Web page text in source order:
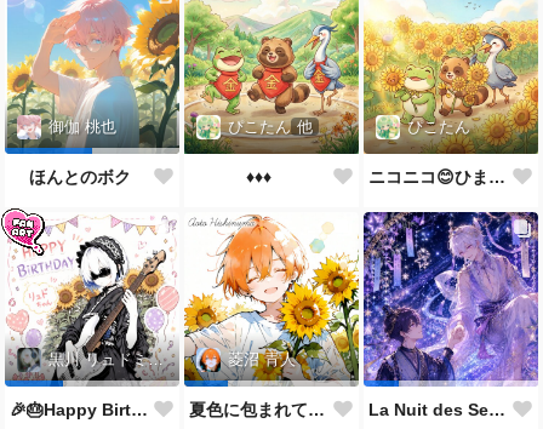
御伽 桃也
ほんとのボク
ぴこたん 他
♦️♦️♦️
ぴこたん
ニコニコ😊ひまわり🌻
黒川 リュドミーラ
🎉🎂Happy Birthday 🎂🎉
菱沼 青人
夏色に包まれて🌻✨ La Nuit des Sept Étoiles